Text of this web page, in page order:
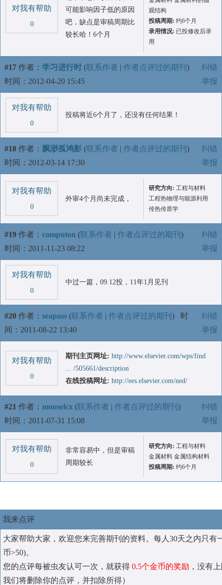
对我有帮助
0
可能影响因子低的原因
吧，缺点是审稿周期比
较长哈！6个月
观结构
投稿周期: 约6个月
录用情况: 已投修改后录
用
#17 作者： 学习进行时 (联系作者 | 作者点评过的期刊 )
时间：2012-04-20 15:45
纠错
举报
对我有帮助
0
投稿将近6个月了，还没有任何结果！
#18 作者： 飘渺孤鸿影 (联系作者 | 作者点评过的期刊 )
时间：2012-03-14 17:30
纠错
举报
对我有帮助
0
外审4个月尚未完成，
研究方向: 工程与材料
工程热物理与能源利用
传热传质学
#19 作者： computon (联系作者 | 作者点评过的期刊 )
时间：2011-11-23 08:22
纠错
举报
对我有帮助
0
中过一篇，09.12投，11年1月见刊
#20 作者： seapass (联系作者 | 作者点评过的期刊 ) 时
间：2011-08-22 13:40
纠错
举报
对我有帮助
0
期刊主页网址: http://www.elsevier.com/wps/find
... /505661/description
在线投稿网址: http://ees.elsevier.com/ned/
#21 作者： mouselcx (联系作者 | 作者点评过的期刊 )
时间：2011-07-31 15:08
纠错
举报
对我有帮助
0
非常容易中，但是审稿
周期较长
研究方向: 工程与材料
金属材料 金属结构材料
投稿周期: 约6个月
我来点评
大家帮助大家，欢迎您来完善期刊的资料。每人30天之内只有
币>50)。
您的点评每被虫友认可一次，就获得 0.5个金币的奖励 ，没有
我们将删除你的点评，并扣除所得）